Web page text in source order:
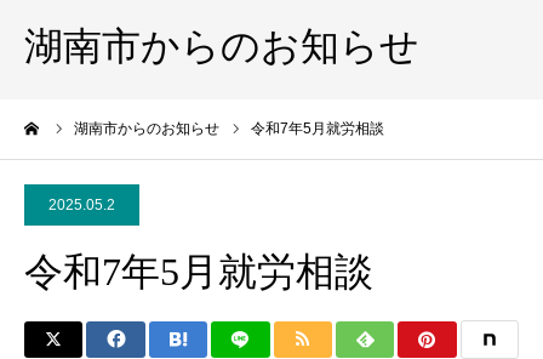
湖南市からのお知らせ
湖南市からのお知らせ 令和7年5月就労相談
2025.05.2
令和7年5月就労相談